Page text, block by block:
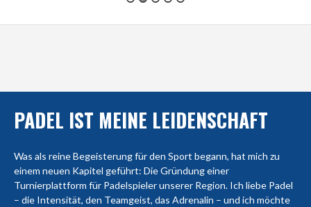
PADEL IST MEINE LEIDENSCHAFT
Was als reine Begeisterung für den Sport begann, hat mich zu
einem neuen Kapitel geführt: Die Gründung einer
Turnierplattform für Padelspieler unserer Region. Ich liebe Padel
– die Intensität, den Teamgeist, das Adrenalin – und ich möchte